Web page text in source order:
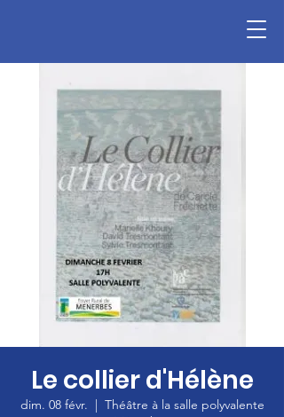
Le collier d'Hélène
dim. 08 févr.
  |
Théâtre à la salle polyvalente